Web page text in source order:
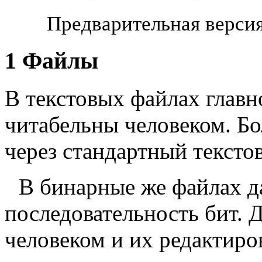
Предварительная
1 Файлы
В текстовых файлах
читабельны человеком.
через стандартный
В бинарные же файлах
последовательность
человеком и их